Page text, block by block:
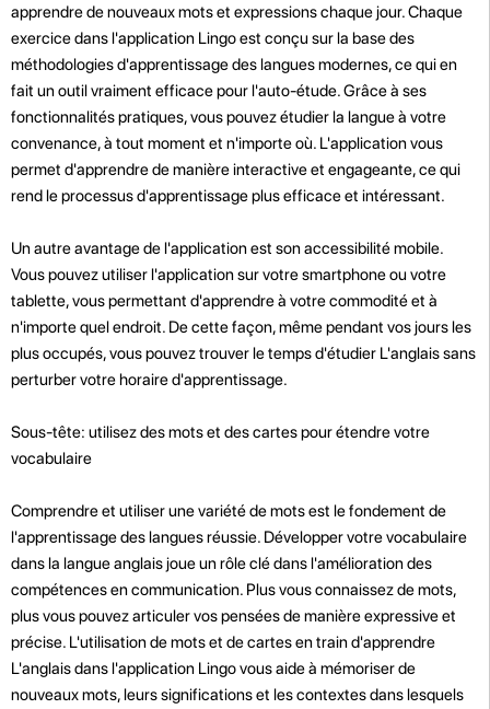
apprendre de nouveaux mots et expressions chaque jour. Chaque
exercice dans l'application Lingo est conçu sur la base des
méthodologies d'apprentissage des langues modernes, ce qui en
fait un outil vraiment efficace pour l'auto-étude. Grâce à ses
fonctionnalités pratiques, vous pouvez étudier la langue à votre
convenance, à tout moment et n'importe où. L'application vous
permet d'apprendre de manière interactive et engageante, ce qui
rend le processus d'apprentissage plus efficace et intéressant.
Un autre avantage de l'application est son accessibilité mobile.
Vous pouvez utiliser l'application sur votre smartphone ou votre
tablette, vous permettant d'apprendre à votre commodité et à
n'importe quel endroit. De cette façon, même pendant vos jours les
plus occupés, vous pouvez trouver le temps d'étudier L'anglais sans
perturber votre horaire d'apprentissage.
Sous-tête: utilisez des mots et des cartes pour étendre votre
vocabulaire
Comprendre et utiliser une variété de mots est le fondement de
l'apprentissage des langues réussie. Développer votre vocabulaire
dans la langue anglais joue un rôle clé dans l'amélioration des
compétences en communication. Plus vous connaissez de mots,
plus vous pouvez articuler vos pensées de manière expressive et
précise. L'utilisation de mots et de cartes en train d'apprendre
L'anglais dans l'application Lingo vous aide à mémoriser de
nouveaux mots, leurs significations et les contextes dans lesquels